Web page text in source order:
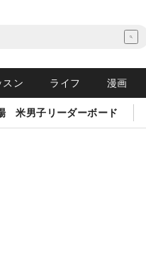
スン ライフ 漫画
米男子リーダーボード